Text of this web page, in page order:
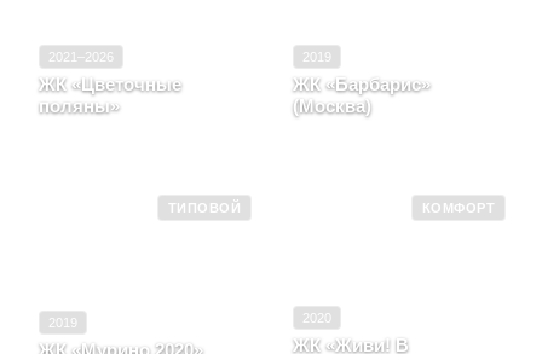
2021–2026
ЖК «Цветочные
поляны»
2019
ЖК «Барбарис»
(Москва)
ТИПОВОЙ
2019
ЖК «Мурино 2020»
КОМФОРТ
2020
ЖК «Живи! В